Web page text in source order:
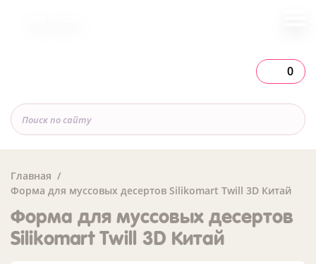
0
Главная
Форма для муссовых десертов Silikomart Twill 3D Китай
Форма для муссовых десертов
Silikomart Twill 3D Китай